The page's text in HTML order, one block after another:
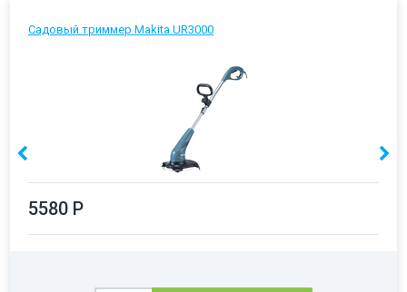
Садовый триммер Makita UR3000
5580 Р